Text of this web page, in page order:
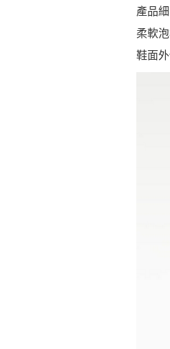
產品
柔軟
鞋面